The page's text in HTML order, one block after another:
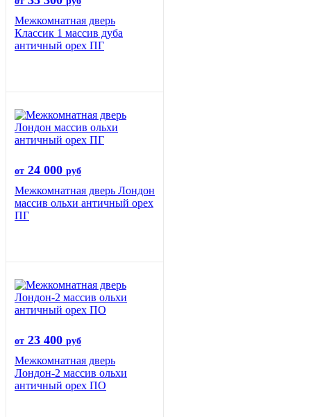
Межкомнатная дверь
Классик 1 массив дуба
античный орех ПГ
от 24 000 руб
Межкомнатная дверь Лондон
массив ольхи античный орех
ПГ
от 23 400 руб
Межкомнатная дверь
Лондон-2 массив ольхи
античный орех ПО